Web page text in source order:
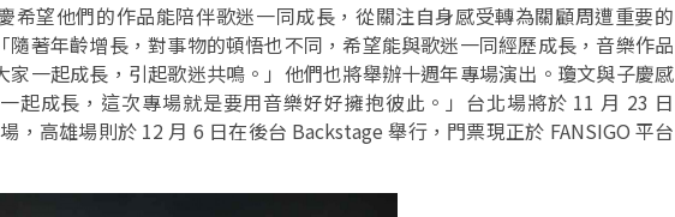
希望他們的作品能陪伴歌迷一同成長，從關注自身感受轉為關顧周遭重要的
隨著年齡增長，對事物的頓悟也不同，希望能與歌迷一同經歷成長，音樂作品
家一起成長，引起歌迷共鳴。」他們也將舉辦十週年專場演出。瓊文與子慶感
起成長，這次專場就是要用音樂好好擁抱彼此。」台北場將於 11 月 23 日
，高雄場則於 12 月 6 日在後台 Backstage 舉行，門票現正於 FANSIGO 平台